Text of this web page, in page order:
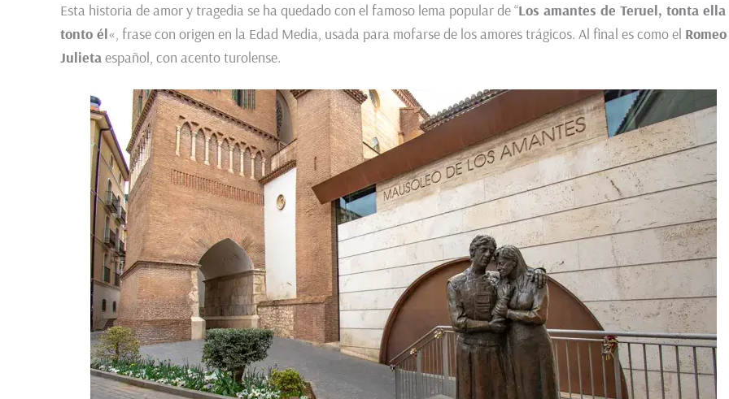
Esta historia de amor y tragedia se ha quedado con el famoso lema popular de “Los amantes de Teruel, tonta
tonto él«, frase con origen en la Edad Media, usada para mofarse de los amores trágicos. Al final es como el
Julietaespañol, con acento turolense.